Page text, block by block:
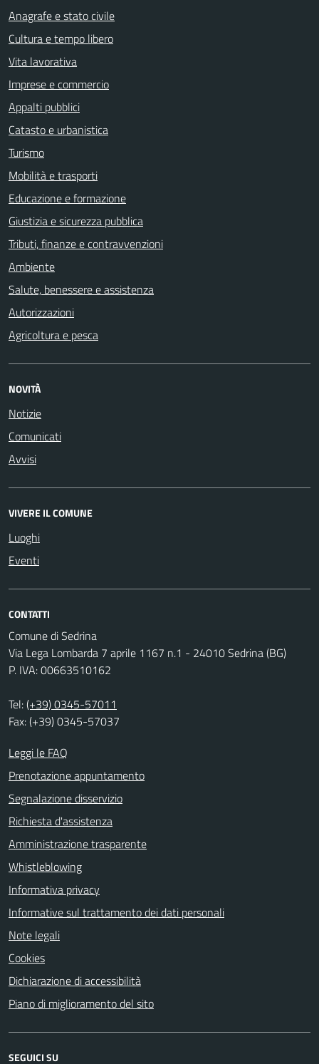
Anagrafe e stato civile
Cultura e tempo libero
Vita lavorativa
Imprese e commercio
Appalti pubblici
Catasto e urbanistica
Turismo
Mobilità e trasporti
Educazione e formazione
Giustizia e sicurezza pubblica
Tributi, finanze e contravvenzioni
Ambiente
Salute, benessere e assistenza
Autorizzazioni
Agricoltura e pesca
NOVITÀ
Notizie
Comunicati
Avvisi
VIVERE IL COMUNE
Luoghi
Eventi
CONTATTI
Comune di Sedrina
Via Lega Lombarda 7 aprile 1167 n.1 - 24010 Sedrina (BG)
P. IVA: 00663510162
Tel:(+39) 0345-57011
Fax: (+39) 0345-57037
Leggi le FAQ
Prenotazione appuntamento
Segnalazione disservizio
Richiesta d'assistenza
Amministrazione trasparente
Whistleblowing
Informativa privacy
Informative sul trattamento dei dati personali
Note legali
Cookies
Dichiarazione di accessibilità
Piano di miglioramento del sito
SEGUICI SU